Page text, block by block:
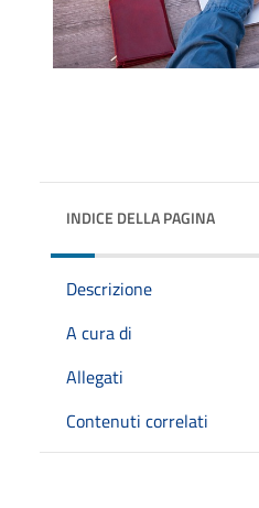
INDICE DELLA PAGINA
Descrizione
A cura di
Allegati
Contenuti correlati